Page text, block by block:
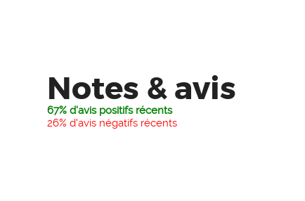
Notes & avis
67% d'avis positifs récents
26% d'avis négatifs récents